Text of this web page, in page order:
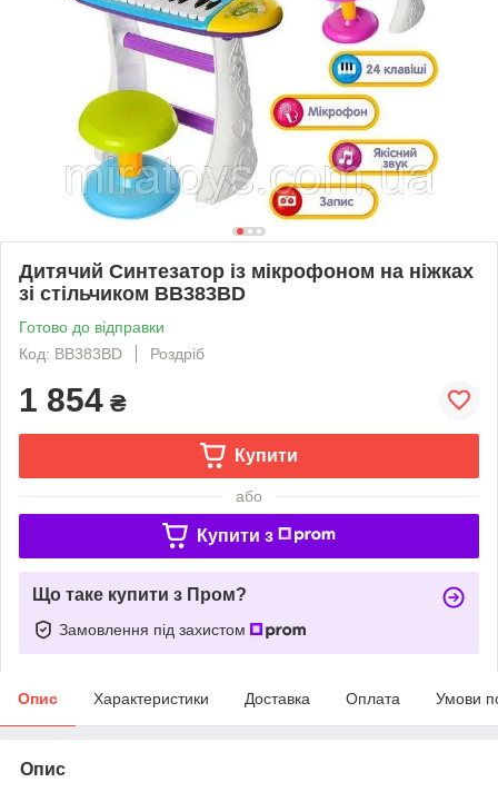
Дитячий Синтезатор із мікрофоном на ніжках
зі стільчиком BB383BD
Готово до відправки
Код: BB383BD
Роздріб
1 854 ₴
Купити
або
Купити з
Що таке купити з Пром?
Замовлення під захистом
Опис Характеристики Доставка Оплата Умови
Опис